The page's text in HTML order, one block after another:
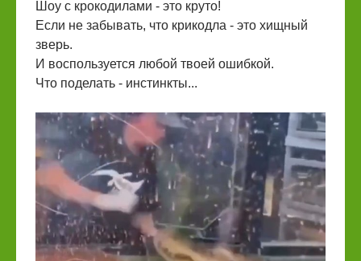
Шоу с крокодилами - это круто!
Если не забывать, что крикодла - это хищный
зверь.
И воспользуется любой твоей ошибкой.
Что поделать - инстинкты...